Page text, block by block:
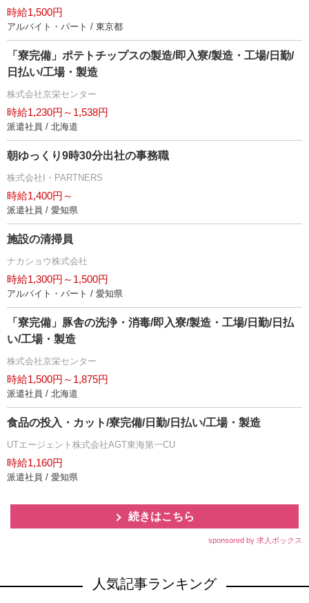
時給1,500円
アルバイト・パート / 東京都
「寮完備」ポテトチップスの製造/即入寮/製造・工場/日勤/
日払い/工場・製造
株式会社京栄センター
時給1,230円～1,538円
派遣社員 / 北海道
朝ゆっくり9時30分出社の事務職
株式会社I・PARTNERS
時給1,400円～
派遣社員 / 愛知県
施設の清掃員
ナカショウ株式会社
時給1,300円～1,500円
アルバイト・パート / 愛知県
「寮完備」豚舎の洗浄・消毒/即入寮/製造・工場/日勤/日払
い/工場・製造
株式会社京栄センター
時給1,500円～1,875円
派遣社員 / 北海道
食品の投入・カット/寮完備/日勤/日払い/工場・製造
UTエージェント株式会社AGT東海第一CU
時給1,160円
派遣社員 / 愛知県
続きはこちら
sponsored by 求人ボックス
人気記事ランキング